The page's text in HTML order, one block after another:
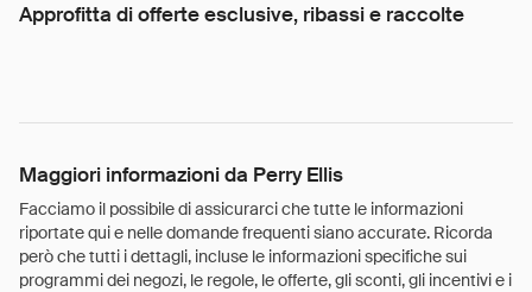
Approfitta di offerte esclusive, ribassi e raccolte
Maggiori informazioni da Perry Ellis
Facciamo il possibile di assicurarci che tutte le informazioni
riportate qui e nelle domande frequenti siano accurate. Ricorda
però che tutti i dettagli, incluse le informazioni specifiche sui
programmi dei negozi, le regole, le offerte, gli sconti, gli incentivi e i